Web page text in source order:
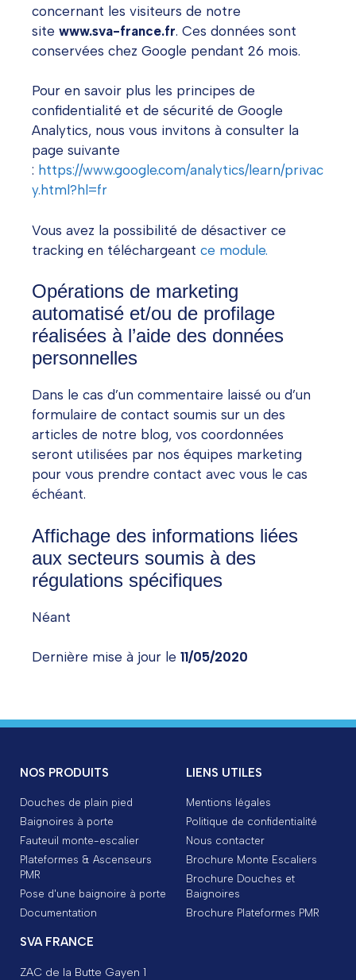
concernant les visiteurs de notre
site www.sva-france.fr. Ces données sont
conservées chez Google pendant 26 mois.
Pour en savoir plus les principes de
confidentialité et de sécurité de Google
Analytics, nous vous invitons à consulter la
page suivante
: https://www.google.com/analytics/learn/privac
y.html?hl=fr
Vous avez la possibilité de désactiver ce
tracking en téléchargeant ce module.
Opérations de marketing
automatisé et/ou de profilage
réalisées à l’aide des données
personnelles
Dans le cas d’un commentaire laissé ou d’un
formulaire de contact soumis sur un des
articles de notre blog, vos coordonnées
seront utilisées par nos équipes marketing
pour vous prendre contact avec vous le cas
échéant.
Affichage des informations liées
aux secteurs soumis à des
régulations spécifiques
Néant
Dernière mise à jour le 11/05/2020
NOS PRODUITS
Douches de plain pied
Baignoires à porte
Fauteuil monte-escalier
Plateformes & Ascenseurs
PMR
Pose d'une baignoire à porte
Documentation
LIENS UTILES
Mentions légales
Politique de confidentialité
Nous contacter
Brochure Monte Escaliers
Brochure Douches et
Baignoires
Brochure Plateformes PMR
SVA FRANCE
ZAC de la Butte Gayen 1